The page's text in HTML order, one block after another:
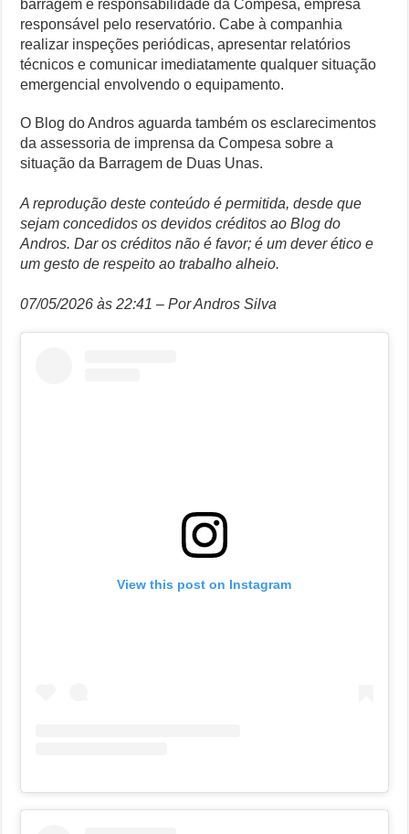
barragem é responsabilidade da Compesa, empresa
responsável pelo reservatório. Cabe à companhia
realizar inspeções periódicas, apresentar relatórios
técnicos e comunicar imediatamente qualquer situação
emergencial envolvendo o equipamento.
O Blog do Andros aguarda também os esclarecimentos
da assessoria de imprensa da Compesa sobre a
situação da Barragem de Duas Unas.
A reprodução deste conteúdo é permitida, desde que
sejam concedidos os devidos créditos ao Blog do
Andros. Dar os créditos não é favor; é um dever ético e
um gesto de respeito ao trabalho alheio.
07/05/2026 às 22:41 – Por Andros Silva
View this post on Instagram